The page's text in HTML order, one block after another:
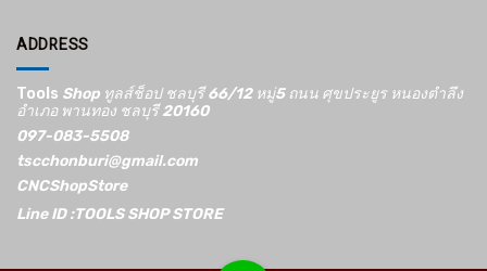
ADDRESS
Tools Shop ทูลส์ช็อป ชลบุรี 66/12​ หมู่5​ ถนน ศุขประยูร หนองตำลึง
อำเภอ พานทอง ชลบุรี 20160
097-083-5508
tscchonburi@gmail.com
CNCShopStore
Line ID :TOOLS SHOP STORE